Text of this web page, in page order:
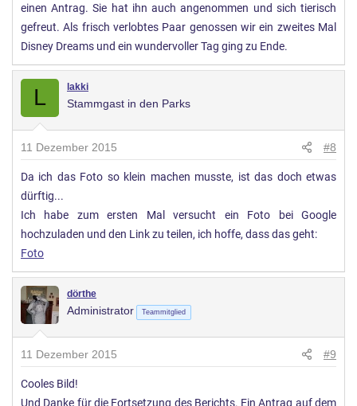
einen Antrag. Sie hat ihn auch angenommen und sich tierisch
gefreut. Als frisch verlobtes Paar genossen wir ein zweites Mal
Disney Dreams und ein wundervoller Tag ging zu Ende.
L lakki
Stammgast in den Parks
11 Dezember 2015 #8
Da ich das Foto so klein machen musste, ist das doch etwas
dürftig...
Ich habe zum ersten Mal versucht ein Foto bei Google
hochzuladen und den Link zu teilen, ich hoffe, dass das geht:
Foto
dörthe
Administrator Teammitglied
11 Dezember 2015 #9
Cooles Bild!
Und Danke für die Fortsetzung des Berichts. Ein Antrag auf dem